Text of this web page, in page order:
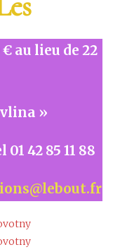
au lieu de 22
»
42 85 11 88